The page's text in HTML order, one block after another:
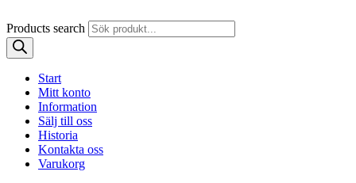
Products search
Start
Mitt konto
Information
Sälj till oss
Historia
Kontakta oss
Varukorg